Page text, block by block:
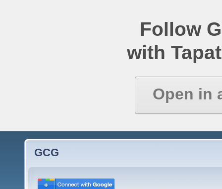
Follow
with
Open in
GCG